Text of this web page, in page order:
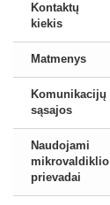
Kontaktų
kiekis
Matmenys
Komunikacijų
sąsajos
Naudojami
mikrovaldiklio
prievadai